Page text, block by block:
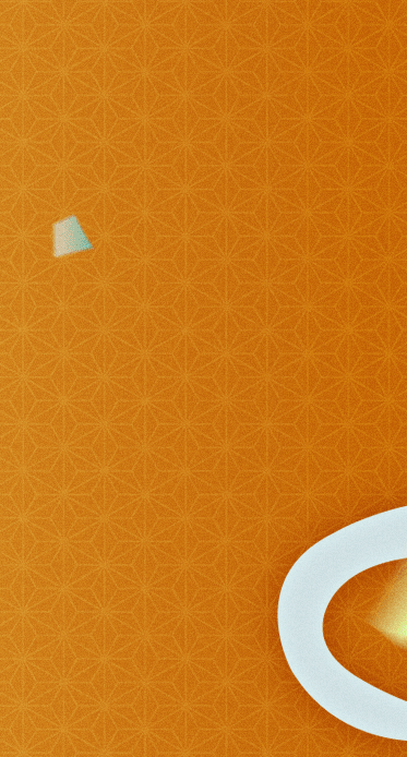
よる 11:45
名探偵のままでいて #4
深夜 0:45
キッチンカー大作戦!
深夜 1:15
バズマンTV
深夜 1:45
ラブ!!Jリーグ
深夜 2:00
M:ZINE
深夜 2:20
テレ朝サマフェスナビ
深夜 2:22
全力!アオハル応援団
深夜 2:52